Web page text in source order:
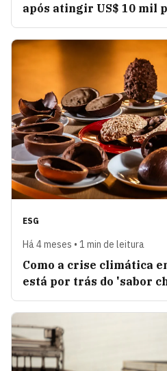
após atingir US$ 10 mil
ESG
Há 4 meses • 1 min de leitura
Como a crise climática
está por trás do 'sabor